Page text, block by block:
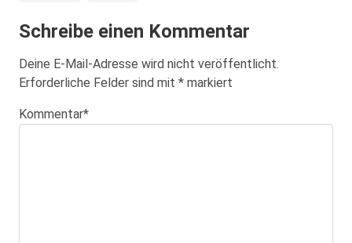
Schreibe einen Kommentar
Deine E-Mail-Adresse wird nicht veröffentlicht.
Erforderliche Felder sind mit * markiert
Kommentar*